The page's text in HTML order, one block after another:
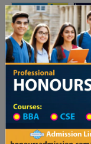
Toggle
Updates
ভর্তি আবেদন বিজ্ঞপ্তি ঢাকা
High School